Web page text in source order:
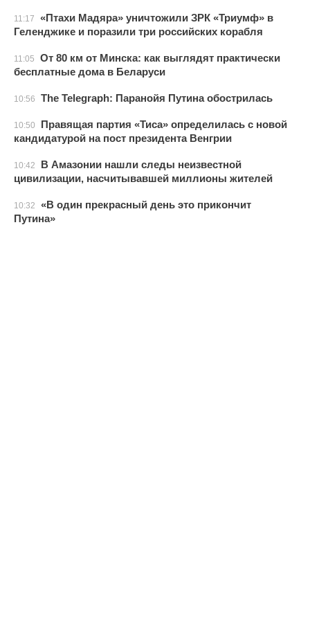
11:17
«Птахи Мадяра» уничтожили ЗРК «Триумф» в
Геленджике и поразили три российских корабля
11:05
От 80 км от Минска: как выглядят практически
бесплатные дома в Беларуси
10:56 The Telegraph: Паранойя Путина обострилась
10:50
Правящая партия «Тиса» определилась с новой
кандидатурой на пост президента Венгрии
10:42
В Амазонии нашли следы неизвестной
цивилизации, насчитывавшей миллионы жителей
10:32
«В один прекрасный день это прикончит
Путина»